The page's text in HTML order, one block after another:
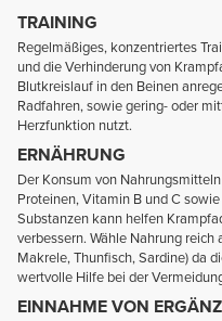
TRAINING
Regelmäßiges, konzentriertes
und die Verhinderung von
Blutkreislauf in den Beinen
Radfahren, sowie gering- oder
Herzfunktion nutzt.
ERNÄHRUNG
Der Konsum von
Proteinen, Vitamin B und C
Substanzen kann helfen
verbessern. Wähle Nahrung
Makrele, Thunfisch, Sardine) da
wertvolle Hilfe bei der
EINNAHME VON